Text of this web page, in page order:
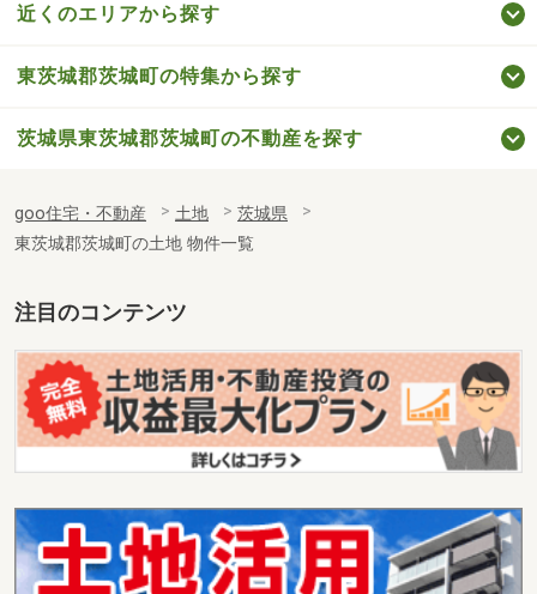
近くのエリアから探す
東茨城郡茨城町の特集から探す
茨城県東茨城郡茨城町の不動産を探す
goo住宅・不動産 土地
茨城県
東茨城郡茨城町の土地 物件一覧
注目のコンテンツ